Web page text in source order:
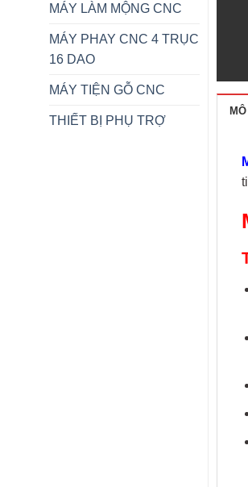
MÁY LÀM MỘNG CNC
MÁY PHAY CNC 4 TRỤC
16 DAO
MÁY TIỆN GỖ CNC
THIẾT BỊ PHỤ TRỢ